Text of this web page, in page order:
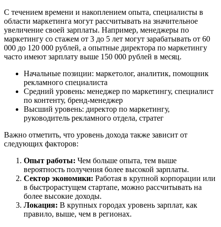
С течением времени и накоплением опыта, специалисты в
области маркетинга могут рассчитывать на значительное
увеличение своей зарплаты. Например, менеджеры по
маркетингу со стажем от 3 до 5 лет могут зарабатывать от 60
000 до 120 000 рублей, а опытные директора по маркетингу
часто имеют зарплату выше 150 000 рублей в месяц.
Начальные позиции: маркетолог, аналитик, помощник
рекламного специалиста
Средний уровень: менеджер по маркетингу, специалист
по контенту, бренд-менеджер
Высший уровень: директор по маркетингу,
руководитель рекламного отдела, стратег
Важно отметить, что уровень дохода также зависит от
следующих факторов:
Опыт работы: Чем больше опыта, тем выше
вероятность получения более высокой зарплаты.
Сектор экономики: Работая в крупной корпорации или
в быстрорастущем стартапе, можно рассчитывать на
более высокие доходы.
Локация: В крупных городах уровень зарплат, как
правило, выше, чем в регионах.